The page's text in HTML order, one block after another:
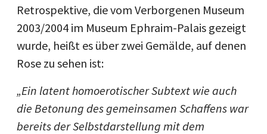
Retrospektive, die vom Verborgenen Museum
2003/2004 im Museum Ephraim-Palais gezeigt
wurde, heißt es über zwei Gemälde, auf denen
Rose zu sehen ist:
„Ein latent homoerotischer Subtext wie auch
die Betonung des gemeinsamen Schaffens war
bereits der Selbstdarstellung mit dem